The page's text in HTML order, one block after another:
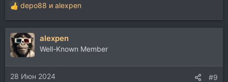
Р
е
а
к
ц
и
и
:
depo88 и alexpen
alexpen
Well-Known Member
28 Июн 2024 #9